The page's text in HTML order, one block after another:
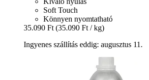
Soft Touch
Könnyen nyomtatható
35.090 Ft (35.090 Ft / kg)
Ingyenes szállítás eddig: augusztus 11.